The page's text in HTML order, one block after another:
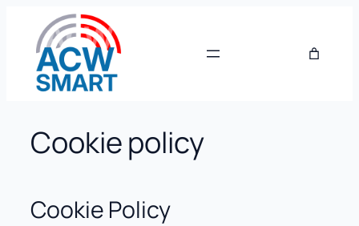
contenuto
Cookie policy
Cookie Policy